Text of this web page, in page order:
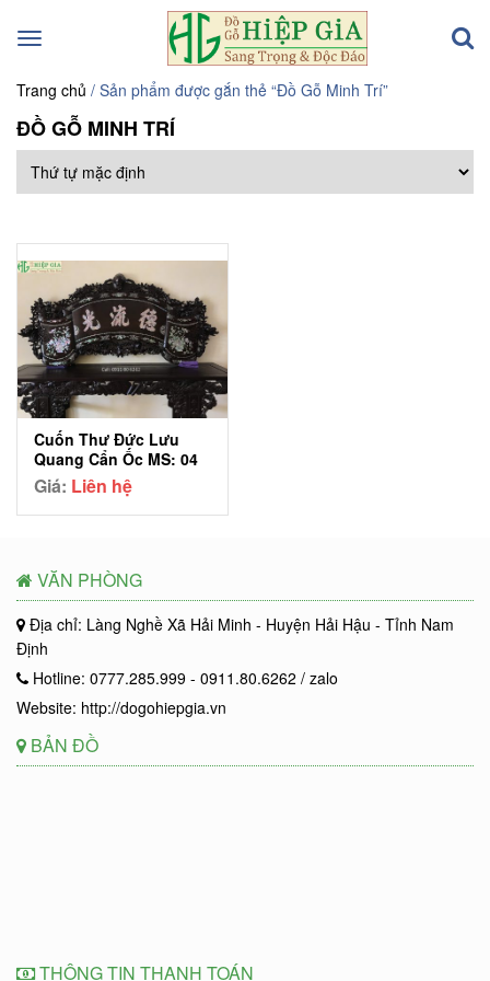
Toggle
Trang chủ / Sản phẩm được gắn thẻ “Đồ Gỗ Minh Trí”
ĐỒ GỖ MINH TRÍ
Cuốn Thư Đức Lưu
Quang Cẩn Ốc MS: 04
Giá: Liên hệ
VĂN PHÒNG
Địa chỉ: Làng Nghề Xã Hải Minh - Huyện Hải Hậu - Tỉnh Nam
Định
Hotline: 0777.285.999 - 0911.80.6262 / zalo
Website: http://dogohiepgia.vn
BẢN ĐỒ
THÔNG TIN THANH TOÁN